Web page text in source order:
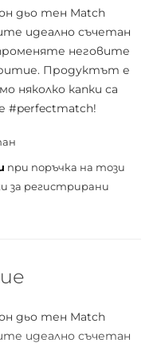
дьо тен Match
идеално съчетан
неговите
Продуктът е
няколко капки са
#perfectmatch!
при поръчка на този
за регистрирани
дьо тен Match
идеално съчетан